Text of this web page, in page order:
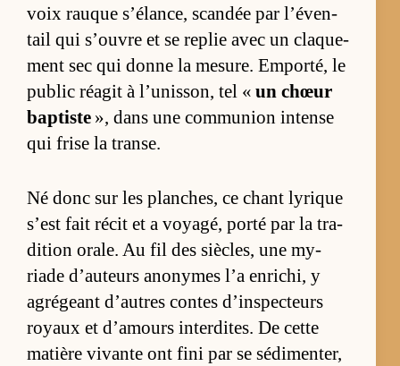
voix rauque s’élan­ce, scan­dée par l’éven­
tail qui s’ouvre et se re­plie avec un claque­
ment sec qui donne la me­sure. Em­por­té, le
pu­blic ré­agit à l’unis­son, tel « un chœur
bap­tiste », dans une com­mu­nion in­tense
qui frise la transe.
Né donc sur les plan­ches, ce chant ly­rique
s’est fait ré­cit et a voya­gé, porté par la tra­
di­tion orale. Au fil des siè­cles, une my­
riade d’au­teurs ano­nymes l’a en­ri­chi, y
agré­geant d’autres contes d’ins­pec­teurs
royaux et d’amours in­ter­dites. De cette
ma­tière vi­vante ont fini par se sé­di­men­ter,